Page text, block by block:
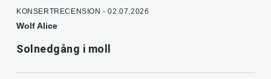
KONSERTRECENSION - 02.07.2026
Wolf Alice
Solnedgång i moll